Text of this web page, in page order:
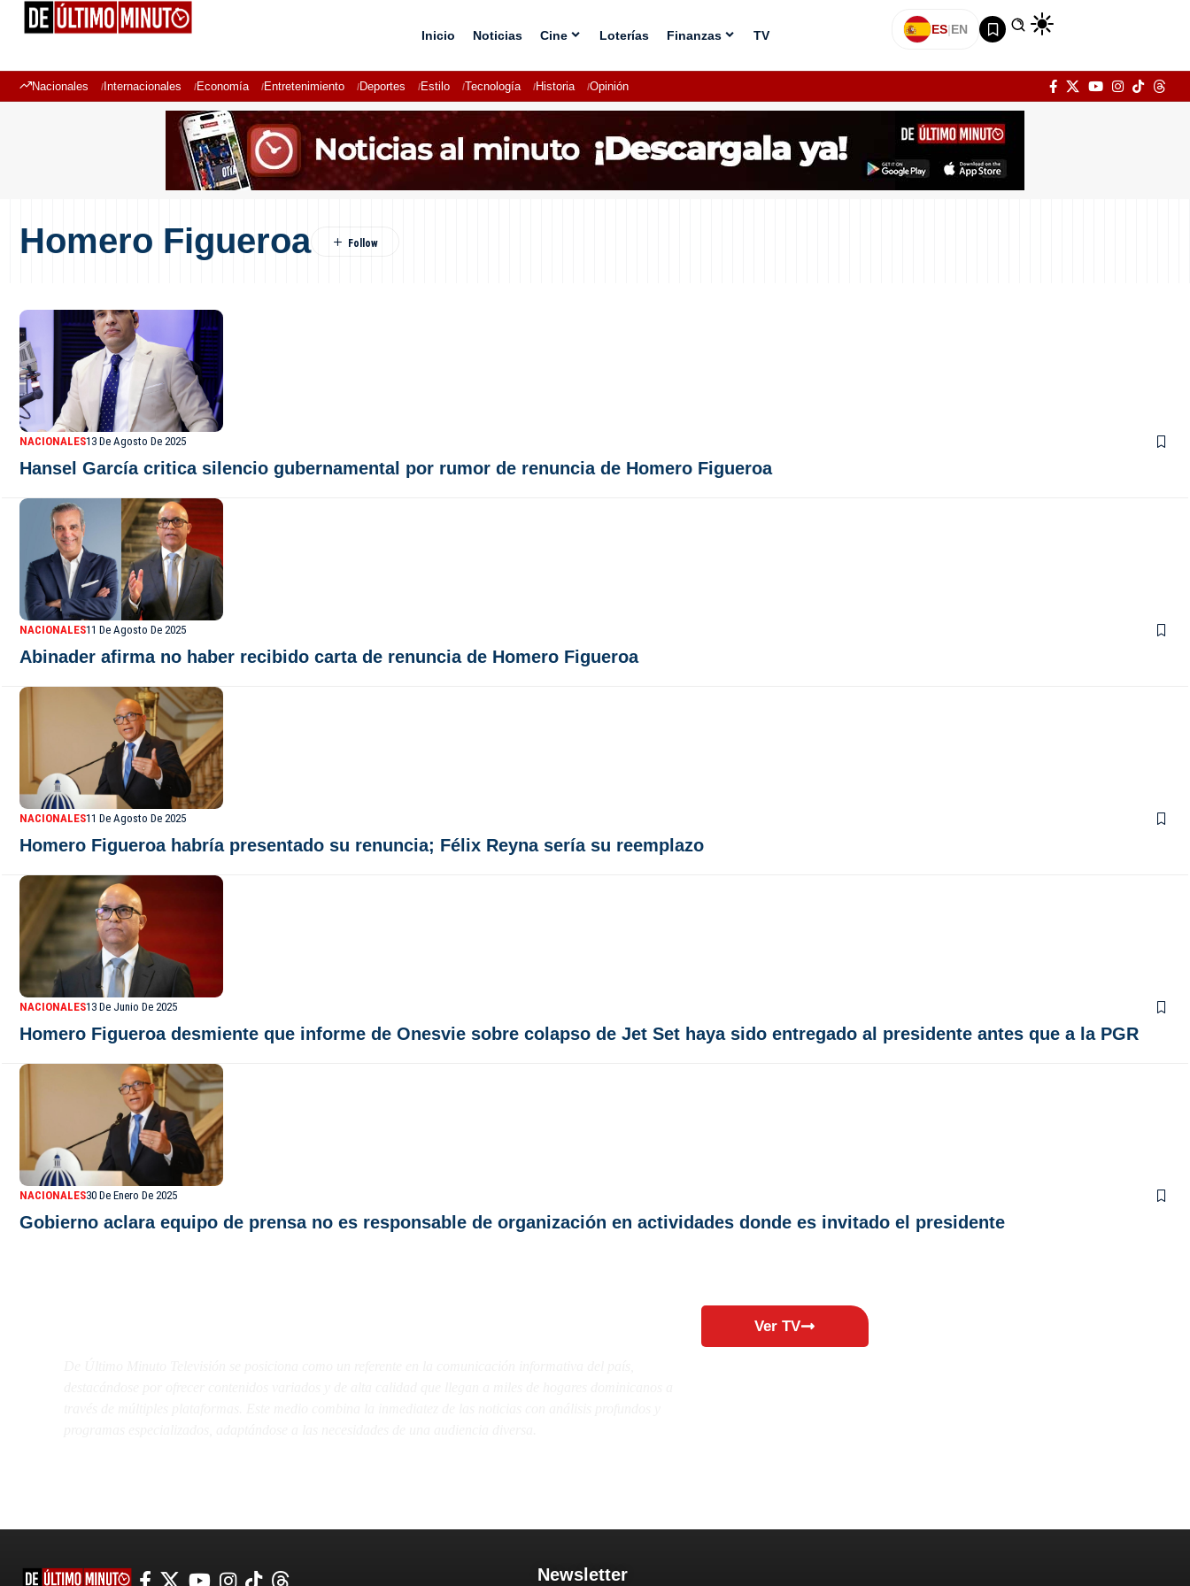
Inicio Noticias Cine Loterías Finanzas TV ES|EN
Nacionales Internacionales Economía Entretenimiento Deportes Estilo Tecnología Historia Opinión
Homero Figueroa
NACIONALES13 De Agosto De 2025
Hansel García critica silencio gubernamental por rumor de renuncia de Homero Figueroa
NACIONALES11 De Agosto De 2025
Abinader afirma no haber recibido carta de renuncia de Homero Figueroa
NACIONALES11 De Agosto De 2025
Homero Figueroa habría presentado su renuncia; Félix Reyna sería su reemplazo
NACIONALES13 De Junio De 2025
Homero Figueroa desmiente que informe de Onesvie sobre colapso de Jet Set haya sido entregado al presidente antes que a la PGR
NACIONALES30 De Enero De 2025
Gobierno aclara equipo de prensa no es responsable de organización en actividades donde es invitado el presidente
Ver TV
Newsletter